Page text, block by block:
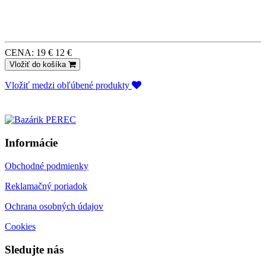
CENA: 19 € 12 €
Vložiť do košíka
Vložiť medzi obľúbené produkty
Informácie
Obchodné podmienky
Reklamačný poriadok
Ochrana osobných údajov
Cookies
Sledujte nás